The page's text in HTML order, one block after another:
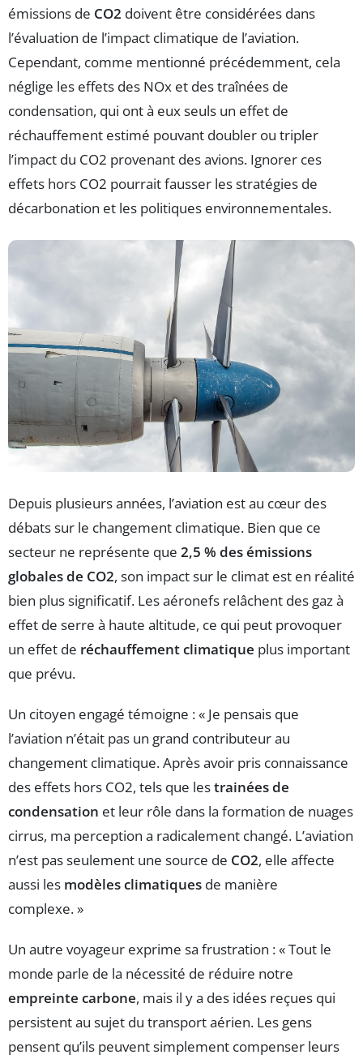
émissions de CO2 doivent être considérées dans
l’évaluation de l’impact climatique de l’aviation.
Cependant, comme mentionné précédemment, cela
néglige les effets des NOx et des traînées de
condensation, qui ont à eux seuls un effet de
réchauffement estimé pouvant doubler ou tripler
l’impact du CO2 provenant des avions. Ignorer ces
effets hors CO2 pourrait fausser les stratégies de
décarbonation et les politiques environnementales.
Depuis plusieurs années, l’aviation est au cœur des
débats sur le changement climatique. Bien que ce
secteur ne représente que 2,5 % des émissions
globales de CO2, son impact sur le climat est en réalité
bien plus significatif. Les aéronefs relâchent des gaz à
effet de serre à haute altitude, ce qui peut provoquer
un effet de réchauffement climatique plus important
que prévu.
Un citoyen engagé témoigne : « Je pensais que
l’aviation n’était pas un grand contributeur au
changement climatique. Après avoir pris connaissance
des effets hors CO2, tels que lestrainées de
condensation et leur rôle dans la formation de nuages
cirrus, ma perception a radicalement changé. L’aviation
n’est pas seulement une source de CO2, elle affecte
aussi les modèles climatiques de manière
complexe. »
Un autre voyageur exprime sa frustration : « Tout le
monde parle de la nécessité de réduire notre
empreinte carbone, mais il y a des idées reçues qui
persistent au sujet du transport aérien. Les gens
pensent qu’ils peuvent simplement compenser leurs